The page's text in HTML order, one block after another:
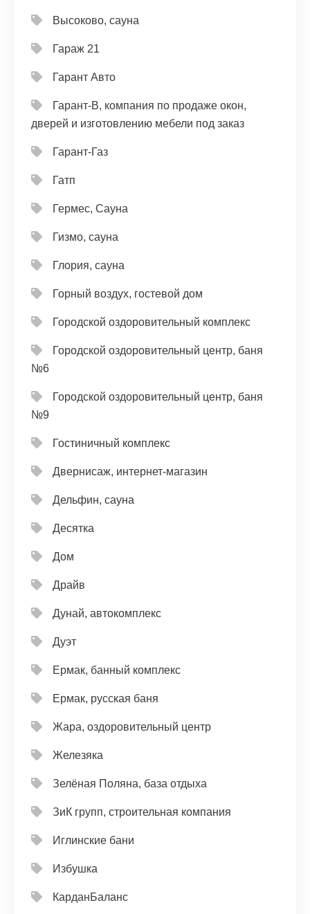
Высоково, сауна
Гараж 21
Гарант Авто
Гарант-В, компания по продаже окон,
дверей и изготовлению мебели под заказ
Гарант-Газ
Гатп
Гермес, Сауна
Гизмо, сауна
Глория, сауна
Горный воздух, гостевой дом
Городской оздоровительный комплекс
Городской оздоровительный центр, баня
№6
Городской оздоровительный центр, баня
№9
Гостиничный комплекс
Двернисаж, интернет-магазин
Дельфин, сауна
Десятка
Дом
Драйв
Дунай, автокомплекс
Дуэт
Ермак, банный комплекс
Ермак, русская баня
Жара, оздоровительный центр
Железяка
Зелёная Поляна, база отдыха
ЗиК групп, строительная компания
Иглинские бани
Избушка
КарданБаланс